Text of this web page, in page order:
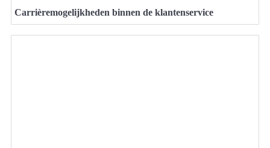
Carrièremogelijkheden binnen de klantenservice